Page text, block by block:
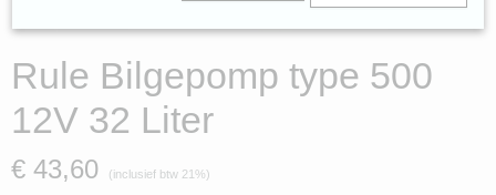
Rule Bilgepomp type 500
12V 32 Liter
€ 43,60 (inclusief btw 21%)